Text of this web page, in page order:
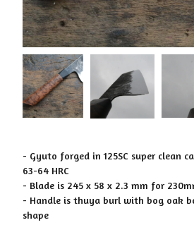
- Gyuto forged in 125SC super clean
63-64 HRC
- Blade is 245 x 58 x 2.3 mm for
- Handle is thuya burl with bog oak
shape